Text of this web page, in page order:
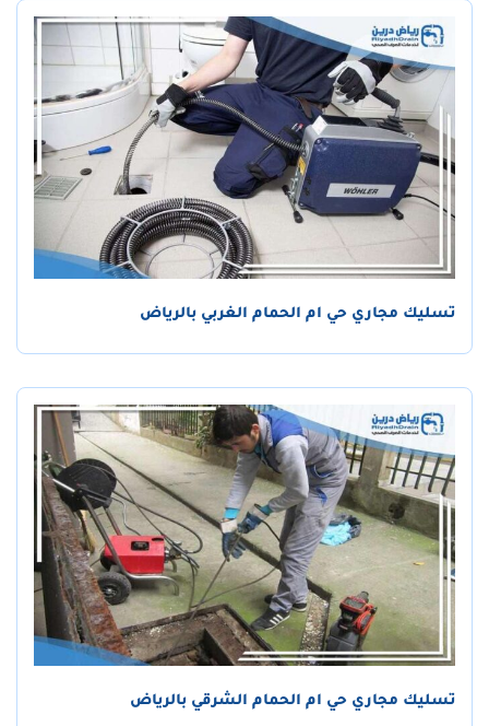
تسليك مجاري حي ام الحمام الغربي بالرياض
تسليك مجاري حي ام الحمام الشرقي بالرياض